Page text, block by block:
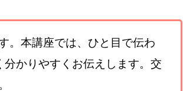
。本講座では、ひと目で伝わ
かりやすくお伝えします。交